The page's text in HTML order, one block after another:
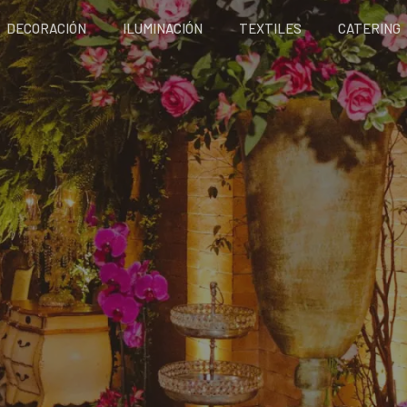
DECORACIÓN ILUMINACIÓN TEXTILES CATERING